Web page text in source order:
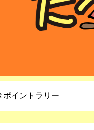
ポイントラリー